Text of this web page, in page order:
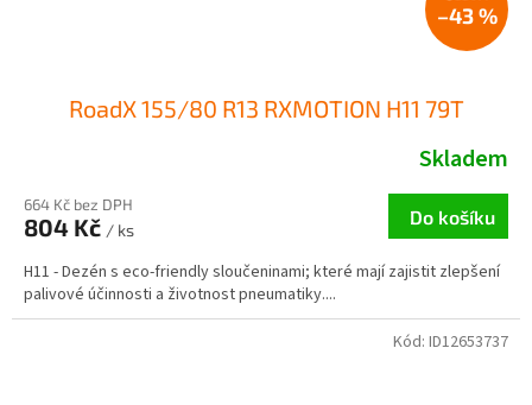
–43 %
RoadX 155/80 R13 RXMOTION H11 79T
Skladem
664 Kč bez DPH
804 Kč / ks
Do košíku
H11 - Dezén s eco-friendly sloučeninami; které mají zajistit zlepšení
palivové účinnosti a životnost pneumatiky....
Kód: ID12653737